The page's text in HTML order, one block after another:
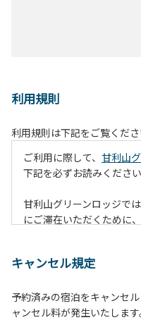
利用規則
利用規則は下記をご覧くださ
ご利用に際して、 甘利山
下記を必ずお読みください
甘利山グリーンロッジで
にご滞在いただくために
１.地面での直火による焚
２.防火シートの未設置や
キャンセル規定
予約済みの宿泊をキャンセ
ャンセル料が発生いたします